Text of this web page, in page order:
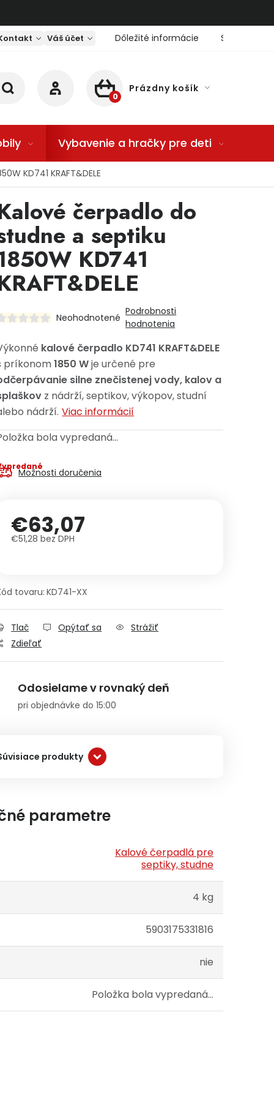
Váš účet Dôležité informácie Servis
NÁKUPNÝ KOŠÍK
Prázdny košík
Vybavenie a hračky pre deti
KD741 KRAFT&DELE
čerpadlo do
a septiku
KD741
Neohodnotené
Podrobnosti
hodnotenia
kalové čerpadlo KD741 KRAFT&DELE
príkonom1850 Wje určené pre
silne znečistenej vody, kalov a
z nádrží, septikov, výkopov, studní
nádrží. Viac informácií
bola vypredaná…
Možnosti doručenia
€63,07
€51,28 bez DPH
tovaru: KD741-XX
Tlač Opýtať sa
Strážiť
Zdieľať
Odosielame v rovnaký deň
pri objednávke do 15:00
produkty
parametre
Kalové čerpadlá pre
septiky, studne
4 kg
5903175331816
nie
Položka bola vypredaná…